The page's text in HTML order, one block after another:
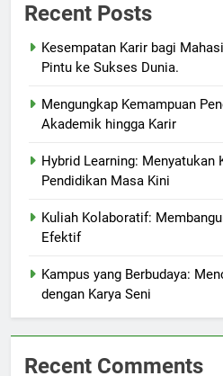
Recent Posts
Kesempatan Karir bagi
Pintu ke Sukses Dunia.
Mengungkap Kemampuan
Akademik hingga Karir
Hybrid Learning: Menyatukan
Pendidikan Masa Kini
Kuliah Kolaboratif:
Efektif
Kampus yang Berbudaya:
dengan Karya Seni
Recent Comments